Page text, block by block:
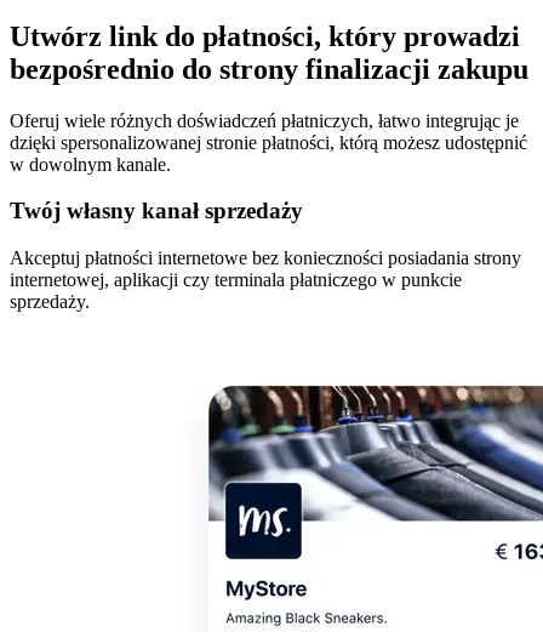
Utwórz link do płatności, który prowadzi
bezpośrednio do strony finalizacji zakupu
Oferuj wiele różnych doświadczeń płatniczych, łatwo integrując je
dzięki spersonalizowanej stronie płatności, którą możesz udostępnić
w dowolnym kanale.
Twój własny kanał sprzedaży
Akceptuj płatności internetowe bez konieczności posiadania strony
internetowej, aplikacji czy terminala płatniczego w punkcie
sprzedaży.